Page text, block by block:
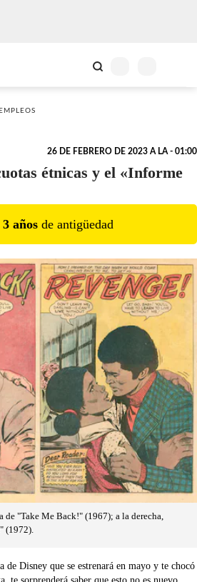
26 DE FEBRERO DE 2023 A LA - 01:00
étnicas y el «Informe
3 años de antigüedad
de "Take Me Back!" (1967); a la derecha,
(1972).
Disney que se estrenará en mayo y te chocó
te sorprenderá saber que esto no es nuevo.